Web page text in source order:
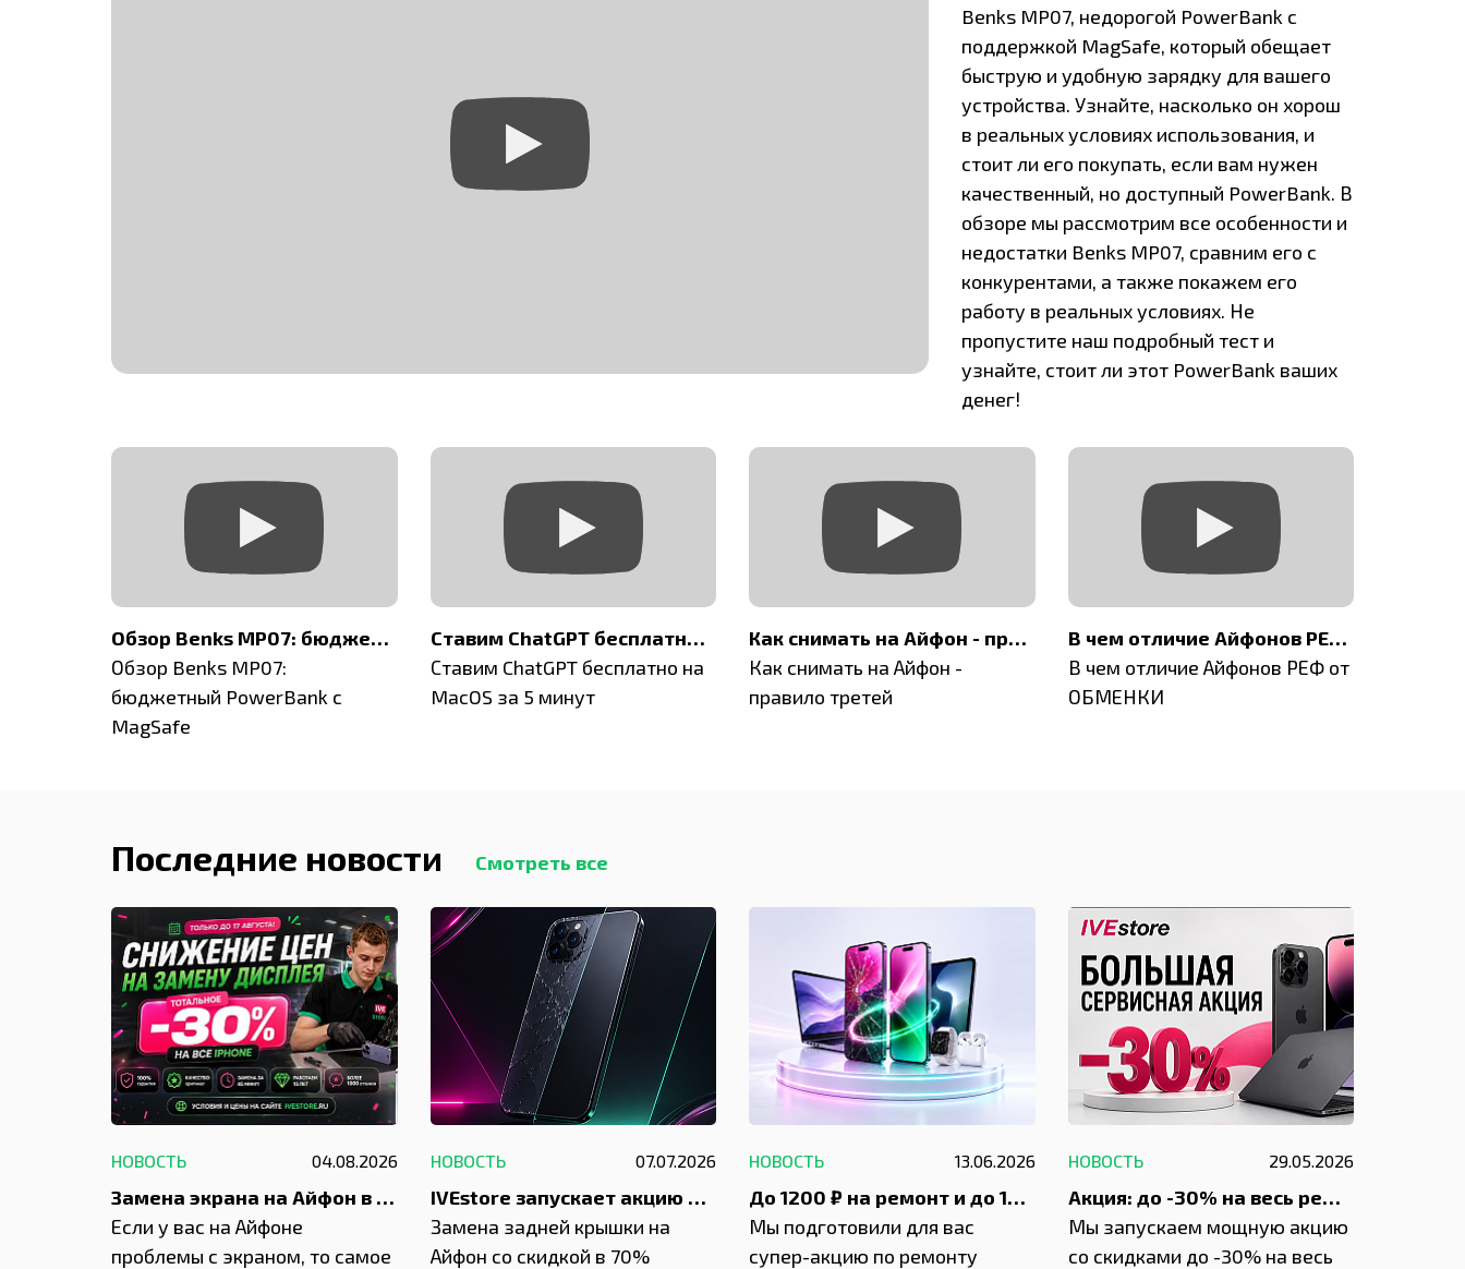
Benks MP07, недорогой PowerBank с
поддержкой MagSafe, который обещает
быструю и удобную зарядку для вашего
устройства. Узнайте, насколько он хорош
в реальных условиях использования, и
стоит ли его покупать, если вам нужен
качественный, но доступный PowerBank. В
обзоре мы рассмотрим все особенности и
недостатки Benks MP07, сравним его с
конкурентами, а также покажем его
работу в реальных условиях. Не
пропустите наш подробный тест и
узнайте, стоит ли этот PowerBank ваших
денег!
Обзор Benks MP07: бюджетный PowerBank с MagSafe
Обзор Benks MP07:
бюджетный PowerBank с
MagSafe
Ставим ChatGPT бесплатно на MacOS за 5 минут
Ставим ChatGPT бесплатно на
MacOS за 5 минут
Как снимать на Айфон - правило третей
Как снимать на Айфон -
правило третей
В чем отличие Айфонов РЕФ от ОБМЕНКИ
В чем отличие Айфонов РЕФ от
ОБМЕНКИ
Последние новости Смотреть все
НОВОСТЬ 04.08.2026
Замена экрана на Айфон в Москве и Балашихе
Если у вас на Айфоне
проблемы с экраном, то самое
НОВОСТЬ 07.07.2026
IVEstore запускает акцию на замену заднего стекла
Замена задней крышки на
Айфон со скидкой в 70%
НОВОСТЬ 13.06.2026
До 1200 ₽ на ремонт и до 1500 ₽ на покупку техники Apple
Мы подготовили для вас
супер-акцию по ремонту
НОВОСТЬ 29.05.2026
Акция: до -30% на весь ремонт техники Apple
Мы запускаем мощную акцию
со скидками до -30% на весь